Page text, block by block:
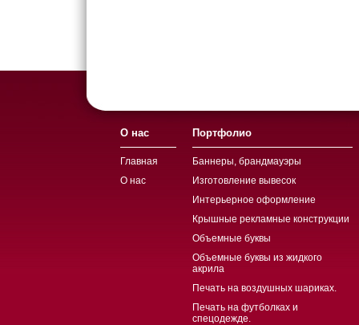
О нас
Главная
О нас
Портфолио
Баннеры, брандмауэры
Изготовление вывесок
Интерьерное оформление
Крышные рекламные конструкции
Объемные буквы
Объемные буквы из жидкого
акрила
Печать на воздушных шариках.
Печать на футболках и
спецодежде.